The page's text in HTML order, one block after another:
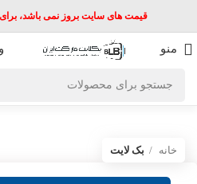
قیمت های سایت بروز نمی باشد،
منو
خانه بک لایت